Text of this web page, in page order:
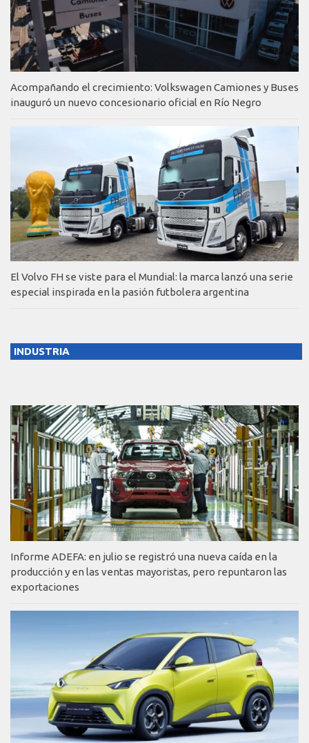
Acompañando el crecimiento: Volkswagen Camiones y Buses
inauguró un nuevo concesionario oficial en Río Negro
El Volvo FH se viste para el Mundial: la marca lanzó una serie
especial inspirada en la pasión futbolera argentina
INDUSTRIA
Informe ADEFA: en julio se registró una nueva caída en la
producción y en las ventas mayoristas, pero repuntaron las
exportaciones